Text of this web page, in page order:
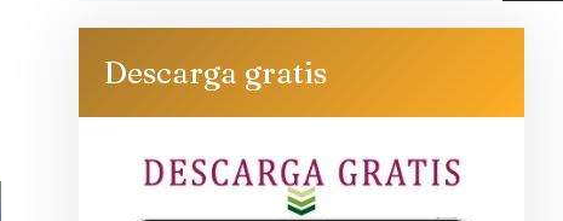
Descarga gratis